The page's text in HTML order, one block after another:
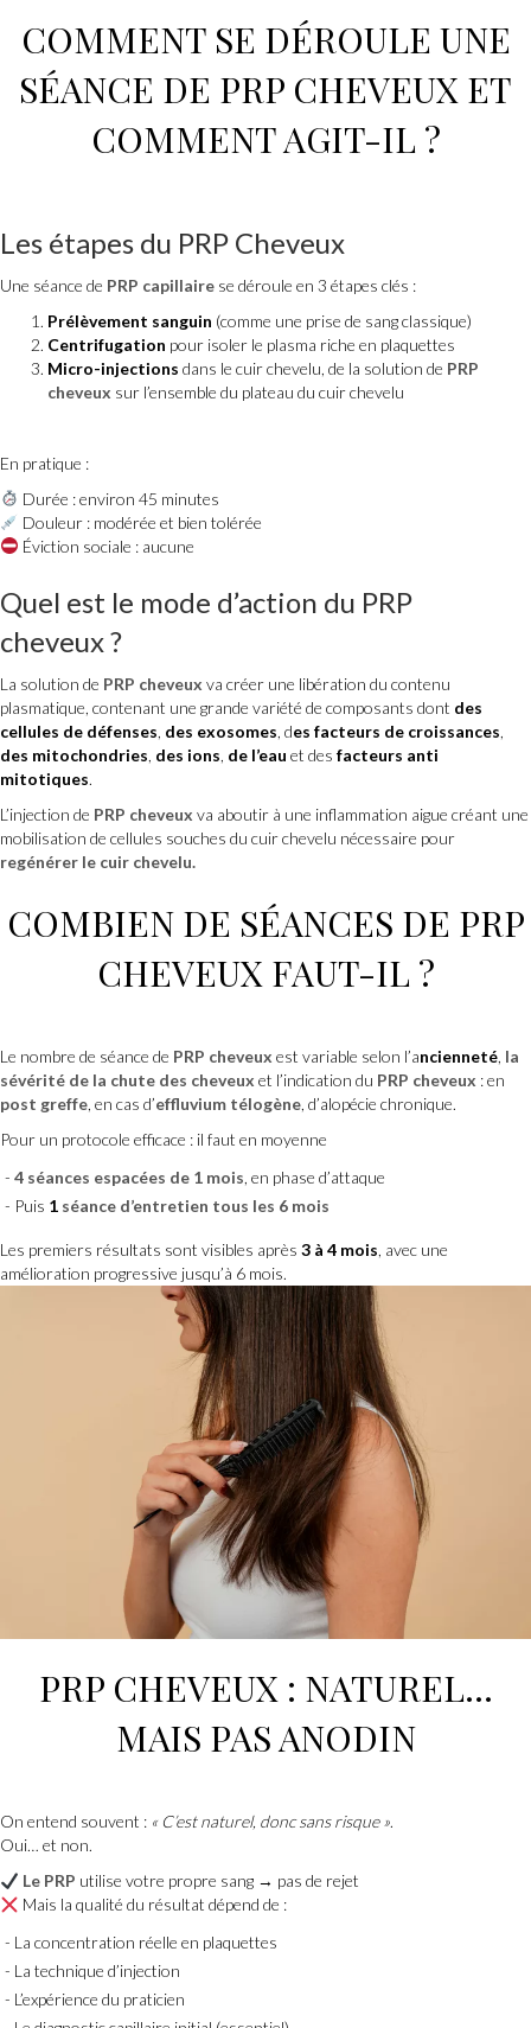
COMMENT SE DÉROULE UNE
SÉANCE DE PRP CHEVEUX ET
COMMENT AGIT-IL ?
Les étapes du PRP Cheveux
Une séance de PRP capillaire se déroule en 3 étapes clés :
Prélèvement sanguin (comme une prise de sang classique)
Centrifugation pour isoler le plasma riche en plaquettes
Micro-injections dans le cuir chevelu, de la solution de PRP
cheveux sur l’ensemble du plateau du cuir chevelu
En pratique :
Durée : environ 45 minutes
Douleur : modérée et bien tolérée
Éviction sociale : aucune
Quel est le mode d’action du PRP
cheveux?
La solution de PRP cheveux va créer une libération du contenu
plasmatique, contenant une grande variété de composants dont des
cellules de défenses, des exosomes, des facteurs de croissances,
des mitochondries, des ions, de l’eau et des facteurs anti
mitotiques.
L’injection de PRP cheveux va aboutir à une inflammation aigue créant une
mobilisation de cellules souches du cuir chevelu nécessaire pour
regénérer le cuir chevelu.
COMBIEN DE SÉANCES DE PRP
CHEVEUX FAUT-IL ?
Le nombre de séance de PRP cheveux est variable selon l’ancienneté, la
sévérité de la chute des cheveux et l’indication du PRP cheveux : en
post greffe, en cas d’effluvium télogène, d’alopécie chronique.
Pour un protocole efficace : il faut en moyenne
4 séances espacées de 1 mois, en phase d’attaque
Puis 1 séance d’entretien tous les 6 mois
Les premiers résultats sont visibles après 3 à 4 mois, avec une
amélioration progressive jusqu’à 6 mois.
PRP CHEVEUX: NATUREL…
MAIS PAS ANODIN
On entend souvent : « C’est naturel, donc sans risque ».
Oui… et non.
Le PRP utilise votre propre sang → pas de rejet
Mais la qualité du résultat dépend de :
La concentration réelle en plaquettes
La technique d’injection
L’expérience du praticien